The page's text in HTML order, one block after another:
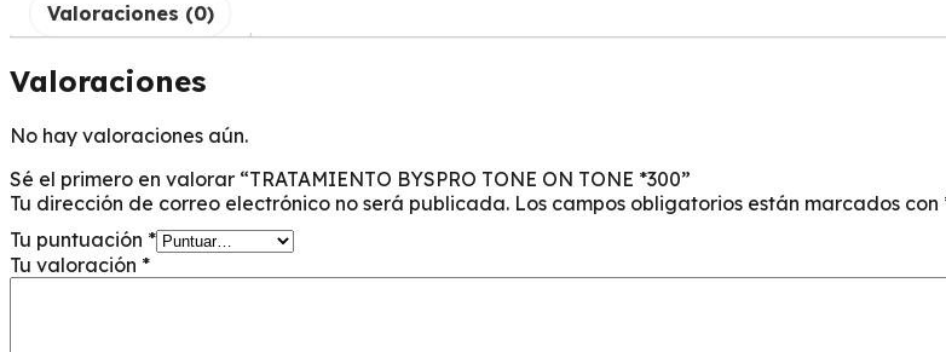
Valoraciones (0)
Valoraciones
No hay valoraciones aún.
Sé el primero en valorar “TRATAMIENTO BYSPRO TONE ON TONE *300”
Tu dirección de correo electrónico no será publicada. Los campos obligatorios están marcados con
Tu puntuación *
Tu valoración *